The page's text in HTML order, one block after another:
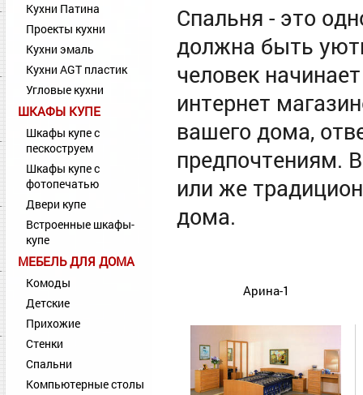
Кухни Патина
Проекты кухни
Кухни эмаль
Кухни AGT пластик
Угловые кухни
ШКАФЫ КУПЕ
Шкафы купе с
пескоструем
Шкафы купе с
фотопечатью
Двери купе
Встроенные шкафы-
купе
МЕБЕЛЬ ДЛЯ ДОМА
Комоды
Детские
Прихожие
Стенки
Спальни
Компьютерные столы
Спальня - это
должна быть
человек
интернет
вашего дома,
предпочтениям.
или же
дома.
Арина-1